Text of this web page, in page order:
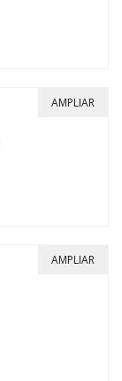
AMPLIAR
AMPLIAR